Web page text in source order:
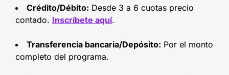
Crédito/Débito: Desde 3 a 6 cuotas precio
contado. Inscríbete aquí.
Transferencia bancaria/Depósito: Por el monto
completo del programa.